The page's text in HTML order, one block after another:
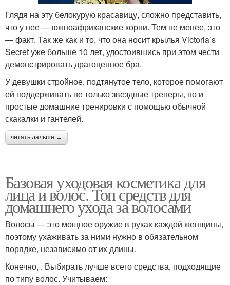
Глядя на эту белокурую красавицу, сложно представить,
что у нее — южноафриканские корни. Тем не менее, это
— факт. Так же как и то, что она носит крылья Victoria’s
Secret уже больше 10 лет, удостоившись при этом чести
демонстрировать драгоценное бра.
У девушки стройное, подтянутое тело, которое помогают
ей поддерживать не только звездные тренеры, но и
простые домашние тренировки с помощью обычной
скакалки и гантелей.
читать дальше →
Базовая уходовая косметика для
лица и волос. Топ средств для
домашнего ухода за волосами
Волосы — это мощное оружие в руках каждой женщины,
поэтому ухаживать за ними нужно в обязательном
порядке, независимо от их длины.
Конечно, . Выбирать лучше всего средства, подходящие
по типу волос. Учитываем: